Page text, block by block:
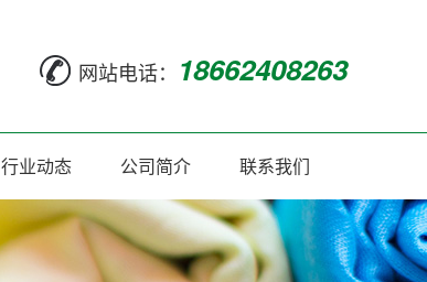
网站电话： 18662408263
行业动态 公司简介 联系我们